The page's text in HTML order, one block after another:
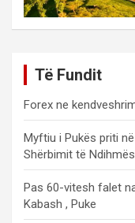
Të Fundit
Forex ne
Myftiu i Pukës priti
Shërbimit të
Pas 60-vitesh falet
Kabash , Puke